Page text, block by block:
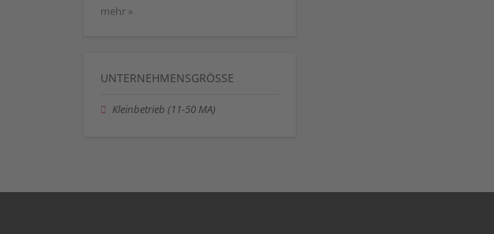
mehr »
UNTERNEHMENSGRÖSSE
Kleinbetrieb (11-50 MA)